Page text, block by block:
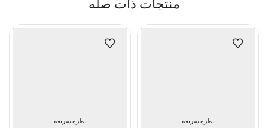
نظرة سريعة نظرة سريعة